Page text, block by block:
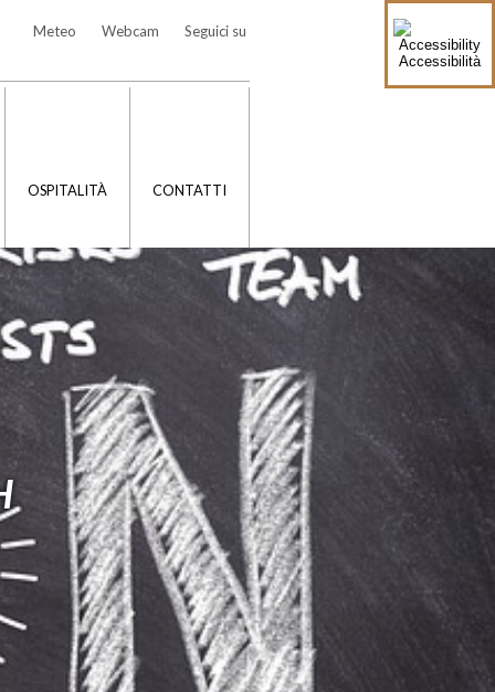
Accessibilità
Seguici su
Webcam
Meteo
OSPITALITÀ CONTATTI